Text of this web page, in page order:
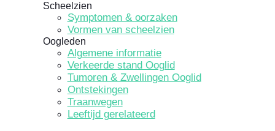
Scheelzien
Symptomen & oorzaken
Vormen van scheelzien
Oogleden
Algemene informatie
Verkeerde stand Ooglid
Tumoren & Zwellingen Ooglid
Ontstekingen
Traanwegen
Leeftijd gerelateerd